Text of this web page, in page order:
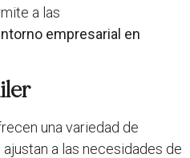
a las
empresarial en
una variedad de
a las necesidades de